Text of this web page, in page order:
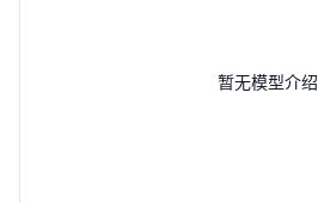
暂无模型介绍